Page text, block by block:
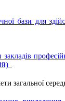
бази для